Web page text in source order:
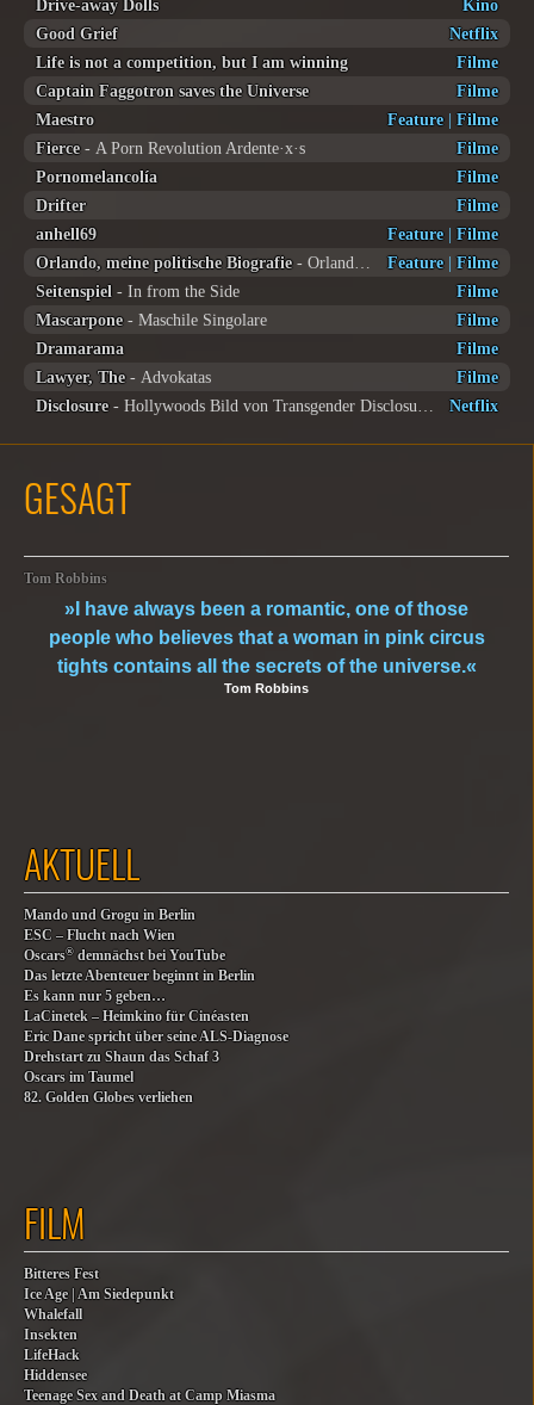
Drive-away Dolls
Kino
Good Grief
Netflix
Life is not a competition, but I am winning
Filme
Captain Faggotron saves the Universe
Filme
Maestro
Feature| Filme
Fierce- A Porn Revolution Ardente·x·s
Filme
Pornomelancolía
Filme
Drifter
Filme
anhell69
Feature| Filme
Orlando, meine politische Biografie
Feature| Filme
Seitenspiel - In from the Side
Filme
Mascarpone- Maschile Singolare
Filme
Dramarama
Filme
Lawyer, The- Advokatas
Filme
Disclosure
Netflix
GESAGT
Tom Robbins
»I have always been a romantic, one of those
people who believes that a woman in pink circus
tights contains all the secrets of the universe.«
Tom Robbins
AKTUELL
Mando und Grogu in Berlin
ESC – Flucht nach Wien
Oscars® demnächst bei YouTube
Das letzte Abenteuer beginnt in Berlin
Es kann nur 5 geben…
LaCinetek – Heimkino für Cinéasten
Eric Dane spricht über seine ALS-Diagnose
Drehstart zu Shaun das Schaf 3
Oscars im Taumel
82. Golden Globes verliehen
FILM
Bitteres Fest
Ice Age | Am Siedepunkt
Whalefall
Insekten
LifeHack
Hiddensee
Teenage Sex and Death at Camp Miasma